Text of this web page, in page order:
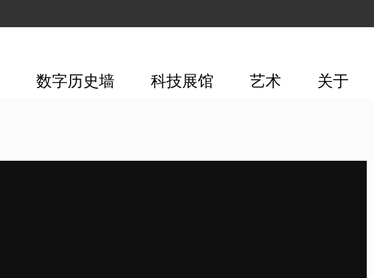
数字历史墙 科技展馆 艺术 关于